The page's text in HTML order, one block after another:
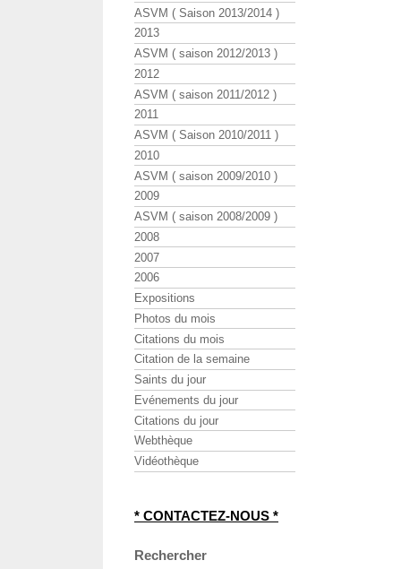
ASVM ( Saison 2013/2014 )
2013
ASVM ( saison 2012/2013 )
2012
ASVM ( saison 2011/2012 )
2011
ASVM ( Saison 2010/2011 )
2010
ASVM ( saison 2009/2010 )
2009
ASVM ( saison 2008/2009 )
2008
2007
2006
Expositions
Photos du mois
Citations du mois
Citation de la semaine
Saints du jour
Evénements du jour
Citations du jour
Webthèque
Vidéothèque
* CONTACTEZ-NOUS *
Rechercher